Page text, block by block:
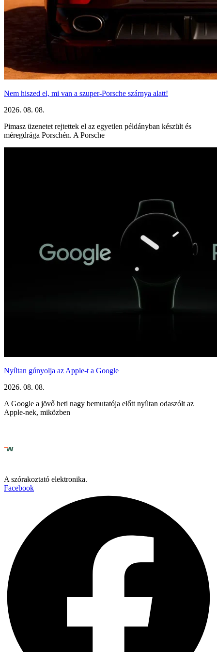
Nem hiszed el, mi van a szuper-Porsche szárnya alatt!
2026. 08. 08.
Pimasz üzenetet rejtettek el az egyetlen példányban készült és
méregdrága Porschén. A Porsche
Nyíltan gúnyolja az Apple-t a Google
2026. 08. 08.
A Google a jövő heti nagy bemutatója előtt nyíltan odaszólt az
Apple-nek, miközben
A szórakoztató elektronika.
Facebook